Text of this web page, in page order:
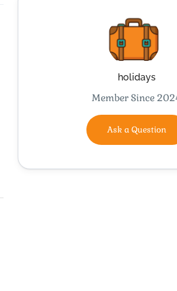
holidays
Member Since
Ask a Question